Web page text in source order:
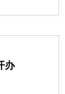
1.在本市商场
为20日。公告期
资人申请书》等。
办成一件事功
，北京市企业登
，企业在统一申
办